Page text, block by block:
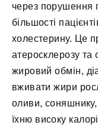
через порушення
більшості
холестерину. Це
атеросклерозу
жировий обмін,
вживати жири
оливи,
їхню високу